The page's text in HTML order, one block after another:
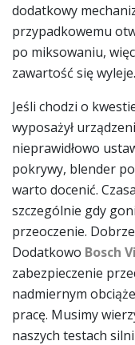
dodatkowy
przypadkowemu
po miksowaniu,
zawartość się wyleje.
Jeśli chodzi o
wyposażył
nieprawidłowo
pokrywy, blender
warto docenić.
szczególnie gdy
przeoczenie.
Dodatkowo Bosch
zabezpieczenie
nadmiernym
pracę. Musimy
naszych testach